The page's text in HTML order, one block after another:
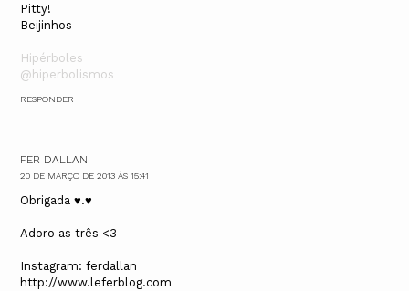
Pitty!
Beijinhos
Hipérboles
@hiperbolismos
RESPONDER
FER DALLAN
20 DE MARÇO DE 2013 ÀS 15:41
Obrigada ♥.♥
Adoro as três <3
Instagram: ferdallan
http://www.leferblog.com